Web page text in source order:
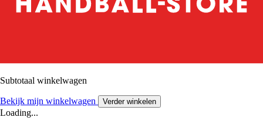
Subtotaal winkelwagen
Bekijk mijn winkelwagen Verder winkelen
Loading...